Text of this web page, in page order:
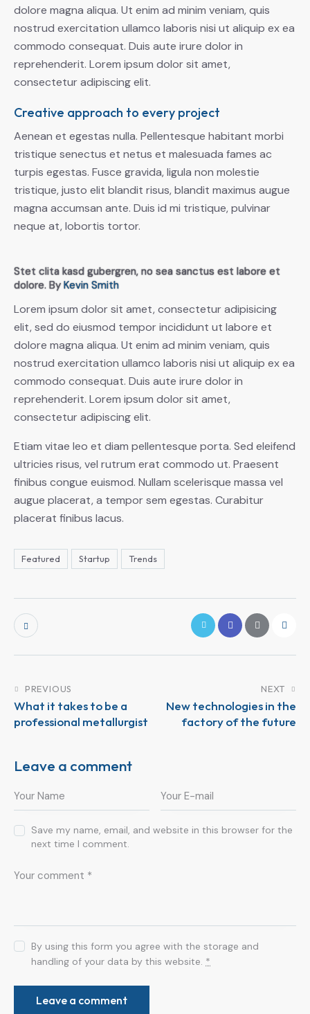
dolore magna aliqua. Ut enim ad minim veniam, quis
nostrud exercitation ullamco laboris nisi ut aliquip ex ea
commodo consequat. Duis aute irure dolor in
reprehenderit. Lorem ipsum dolor sit amet,
consectetur adipiscing elit.
Creative approach to every project
Aenean et egestas nulla. Pellentesque habitant morbi
tristique senectus et netus et malesuada fames ac
turpis egestas. Fusce gravida, ligula non molestie
tristique, justo elit blandit risus, blandit maximus augue
magna accumsan ante. Duis id mi tristique, pulvinar
neque at, lobortis tortor.
Stet clita kasd gubergren, no sea sanctus est labore et
dolore. ByKevin Smith
Lorem ipsum dolor sit amet, consectetur adipisicing
elit, sed do eiusmod tempor incididunt ut labore et
dolore magna aliqua. Ut enim ad minim veniam, quis
nostrud exercitation ullamco laboris nisi ut aliquip ex ea
commodo consequat. Duis aute irure dolor in
reprehenderit. Lorem ipsum dolor sit amet,
consectetur adipiscing elit.
Etiam vitae leo et diam pellentesque porta. Sed eleifend
ultricies risus, vel rutrum erat commodo ut. Praesent
finibus congue euismod. Nullam scelerisque massa vel
augue placerat, a tempor sem egestas. Curabitur
placerat finibus lacus.
Featured Startup Trends
PREVIOUS
What it takes to be a
professional metallurgist
NEXT
New technologies in the
factory of the future
Leave a comment
Save my name, email, and website in this browser for the
next time I comment.
By using this form you agree with the storage and
handling of your data by this website. *